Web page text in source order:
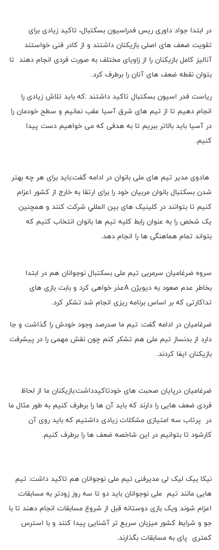
در ابتدا جواد داوری ریس فدراسیون بسکتبال، تاکید زیادی برای
تقویت ضعف های اصلی بازیکنان داشتند و از کادر فنی خواستند
آنالیز کامل بازیکنان را از زاویای مختلف به صورت فردی انجام دهند تا
بتوان نقطه‌ ضعف های آنان را برطرف کرد.
ریاست فدر اسیون بسکتبال تاکید داشتند :که باید تلاش زیادی را
انجام دهیم تا از تیم های شرق آسیا عقب نمانیم و سطح خودمان را
در آسیا باید بالاتر ببریم تا به هدفی که می خواهیم دست پیدا
کنیم.
هادوی مدیر تیم های ملی بانوان در ادامه گفت:باید برای هر چه بهتر
شدن بسکتبال بانوان مربیان خود را برای ارتقا به خارج از کشور اعزام
کنیم تا بتوانند در کلینیک های بين المللي شرکت کنند و همچنین
یک شخص را به عنوان رابط کلیه تیم ها بانوان انتخاب کنیم که
بتواند تمام هماهنگی ها را انجام دهد.
سروه ضرغامیان سرمربی تیم ملی بسکتبال نوجوانان هم در ابتدا
بخاطر عدم صعود به دیویژن Aعذر خواهی کرد و بابت بازی های
تداکارتی که بر اساس برنامه ریزی انجام شد تشکر کرد.
ضرغامیان در ادامه گفت: تیم ما صدرصد وجود خودش را گذاشت و جا
دارد از بدنساز تیم ملی هم تشکر کنم چون نقش مهمی را در پیشرفت
بازیکنان ایفا کردند.
ضرغامیان درپایان صحبت های خودتاکیدداشت:بازیکنان ما از لحاظ
فردی ضعف هایی را دارند که باید آن ها را برطرف کنیم به طور مثال ما
در پرتاب سه امتیازی مشکلات زیادی داشتیم که باید روی آن
کارشود تا بتوانیم در این شاخصه ضعف ها را برطرف کنیم.
نیکا بیک لیک لی مدیرفنی تیم ملی نوجوانان هم تاکید داشت: تیم
هایی مانند تیم ملی نوجوانان باید دو تا سه روز زودتر به مسابقات
اعزام شوند ویک بازی دوستانه قبل از شروع مسابقات انجام دهند تا با
جو و شرایط کشور میزبان سریع تر آشنایی پیدا کنند و با استرس
کمتری پای به مسابقات بگذارند.